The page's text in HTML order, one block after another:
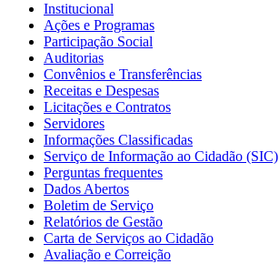
Institucional
Ações e Programas
Participação Social
Auditorias
Convênios e Transferências
Receitas e Despesas
Licitações e Contratos
Servidores
Informações Classificadas
Serviço de Informação ao Cidadão (SIC)
Perguntas frequentes
Dados Abertos
Boletim de Serviço
Relatórios de Gestão
Carta de Serviços ao Cidadão
Avaliação e Correição